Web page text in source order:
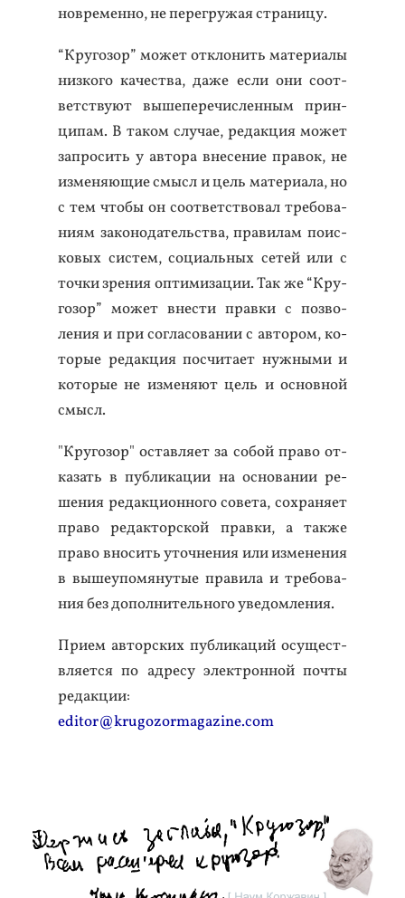
новре­мен­но, не пе­рег­ру­жая стра­ницу.
“Кру­гозор” мо­жет от­кло­нить ма­тери­алы
низ­ко­го ка­чес­тва, да­же ес­ли они со­от­
ветс­тву­ют вы­шепе­речис­ленным прин­
ци­пам. В та­ком слу­чае, ре­дак­ция мо­жет
зап­ро­сить у ав­то­ра вне­сение пра­вок, не
из­ме­ня­ющие смысл и цель ма­тери­ала, но
с тем что­бы он со­от­ветс­тво­вал тре­бова­
ни­ям за­коно­датель­ства, пра­вилам по­ис­
ко­вых сис­тем, со­ци­аль­ных се­тей или с
точ­ки зре­ния оп­ти­миза­ции. Так же “Кру­
гозор” мо­жет внес­ти прав­ки с поз­во­
ления и при сог­ла­сова­нии с ав­то­ром, ко­
торые ре­дак­ция пос­чи­та­ет нуж­ны­ми и
ко­торые не из­ме­ня­ют цель и ос­новной
смысл.
"Кру­гозор" ос­тавля­ет за со­бой пра­во от­
ка­зать в пуб­ли­кации на ос­но­вании ре­
шения ре­дак­ци­он­но­го со­вета, сох­ра­ня­ет
пра­во ре­дак­тор­ской прав­ки, а так­же
пра­во вно­сить уточ­не­ния или из­ме­нения
в вы­ше­упо­мяну­тые пра­вила и тре­бова­
ния без до­пол­ни­тель­но­го уве­дом­ле­ния.
При­ем ав­тор­ских пуб­ли­каций осу­щест­
вля­ет­ся по ад­ре­су элек­трон­ной поч­ты
ре­дак­ции:
editor@krugozormagazine.com